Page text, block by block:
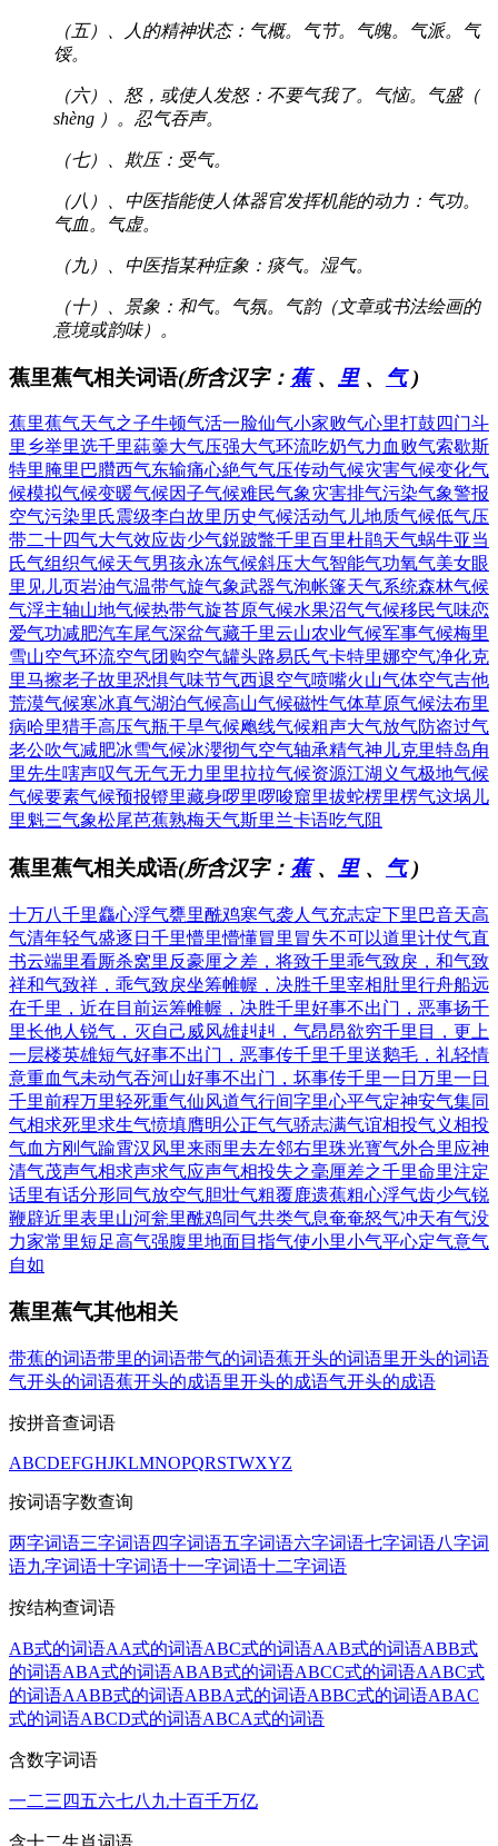
（五）、人的精神状态：气概。气节。气魄。气派。气
馁。
（六）、怒，或使人发怒：不要气我了。气恼。气盛（
shèng ）。忍气吞声。
（七）、欺压：受气。
（八）、中医指能使人体器官发挥机能的动力：气功。
气血。气虚。
（九）、中医指某种症象：痰气。湿气。
（十）、景象：和气。气氛。气韵（文章或书法绘画的
意境或韵味）。
蕉里蕉气相关词语(所含汉字： 蕉、 里、 气)
蕉里蕉气天气之子牛顿气活一脸仙气小家败气心里打鼓四门斗
里 乡举里选千里蒓羹大气压强大气环流吃奶气力 血败气索歇斯
特里腌里巴臢西气东输痛心絶气气压传动气候灾害气候变化气
候模拟气候变暖气候因子气候难民气象灾害排气污染气象警报
空气污染里氏震级李白故里 历史气候活动气儿地质气候低气压
带二十四气大气效应齿少气鋭跛鼈千里百里杜鹃天气蜗牛亚当
氏气组织气候天气男孩永冻气候斜压大气智能气功氧气美女眼
里见儿页岩油气温带气旋气象武器气泡帐篷天气系统森林气候
气浮主轴山地气候热带气旋苔原气候水果沼气气候移民气味恋
爱气功减肥汽车尾气深盆气藏千里云山农业气候军事气候梅里
雪山空气环流空气团购空气罐头路易氏气卡特里娜空气净化克
里马擦老子故里恐惧气味节气西退空气喷嘴火山气体空气吉他
荒漠气候寒冰真气湖泊气候高山气候磁性气体草原气候法布里
病哈里猎手高压气瓶干旱气候飑线气候粗声大气放气防盗过气
老公吹气减肥冰雪气候冰瀴彻气空气轴承精气神儿克里特岛甪
里先生嗐声叹气无气无力里里拉拉气候资源江湖义气极地气候
气候要素气候预报镫里藏身啰里啰唆窟里拔蛇楞里楞气这埚儿
里魁三气象松尾芭蕉熟梅天气斯里兰卡语吃气阻
蕉里蕉气相关成语(所含汉字： 蕉、 里、 气)
十万八千里麤心浮气甕里酰鸡寒气袭人 气充志定下里巴音天高
气清年轻气盛逐日千里懵里懵懂冒里冒失不可以道里计仗气直
书云端里看厮杀窝里反豪厘之差，将致千里乖气致戾，和气致
祥和气致祥，乖气致戾坐筹帷幄，决胜千里宰相肚里行舟船远
在千里，近在目前运筹帷幄，决胜千里好事不出门，恶事扬千
里长他人锐气，灭自己威风雄赳赳，气昂昂欲穷千里目，更上
一层楼英雄短气好事不出门，恶事传千里千里送鹅毛，礼轻情
意重血气未动气吞河山好事不出门，坏事传千里一日万里一日
千里前程万里轻死重气仙风道气行间字里心平气定神安气集同
气相求死里求生气愤填膺明公正气气骄志满气谊相投气义相投
气血方刚 气踰霄汉 风里来雨里去左邻右里珠光寳气外合里应神
清气茂声气相求声求气应声气相投失之毫厘差之千里命里注定
话里有话分形同气放空气胆壮气粗覆鹿遗蕉粗心浮气齿少气锐
鞭辟近里表里山河瓮里酰鸡同气共类气息奄奄怒气冲天有气没
力家常里短足高气强腹里地面目指气使小里小气平心定气意气
自如
蕉里蕉气其他相关
带蕉的词语带里的词语带气的词语蕉开头的词语里开头的词语
气开头的词语蕉开头的成语里开头的成语气开头的成语
按拼音查词语
ABCDEFGHJKLMNOPQRSTWXYZ
按词语字数查询
两字词语三字词语四字词语五字词语六字词语七字词语八字词
语九字词语十字词语十一字词语十二字词语
按结构查词语
AB式的词语AA式的词语ABC式的词语AAB式的词语ABB式
的词语ABA式的词语ABAB式的词语ABCC式的词语AABC式
的词语AABB式的词语ABBA式的词语ABBC式的词语ABAC
式的词语ABCD式的词语ABCA式的词语
含数字词语
一二三 四五六七八 九十百千万亿